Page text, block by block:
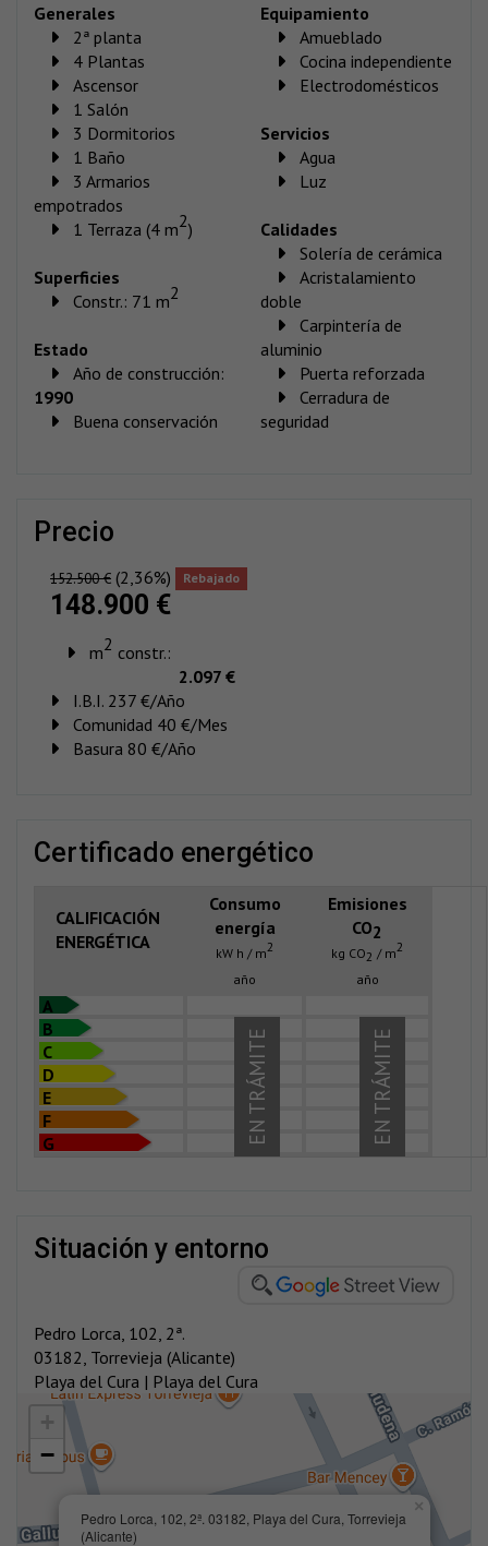
Generales
2ª planta
4 Plantas
Ascensor
1 Salón
3 Dormitorios
1 Baño
3 Armarios
empotrados
1 Terraza (4 m2)
Superficies
Constr.: 71 m2
Estado
Año de construcción:
1990
Buena conservación
Equipamiento
Amueblado
Cocina independiente
Electrodomésticos
Servicios
Agua
Luz
Calidades
Solería de cerámica
Acristalamiento
doble
Carpintería de
aluminio
Puerta reforzada
Cerradura de
seguridad
precio
152.500 € (2,36%) Rebajado
148.900 €
m2 constr.:
2.097 €
I.B.I. 237 €/Año
Comunidad 40 €/Mes
Basura 80 €/Año
certificado energético
CALIFICACIÓN
ENERGÉTICA
Consumo
energía
kW h / m2
año
Emisiones
CO2
kg CO2 / m2
año
A
B
C
D
E
F
G
EN TRÁMITE
EN TRÁMITE
situación y entorno
Pedro Lorca, 102, 2ª.
03182, Torrevieja (Alicante)
Playa del Cura | Playa del Cura
Pedro Lorca, 102, 2ª. 03182, Playa del Cura, Torrevieja
(Alicante)
×
−